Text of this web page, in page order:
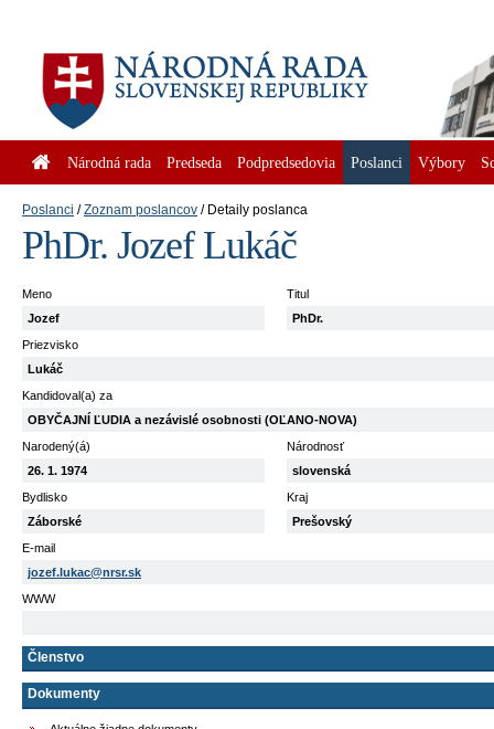
Národná rada Predseda Podpredsedovia Poslanci Výbory
Poslanci Zoznam poslancov Detaily poslanca
PhDr. Jozef Lukáč
Meno
Jozef
Titul
PhDr.
Priezvisko
Lukáč
Kandidoval(a) za
OBYČAJNÍ ĽUDIA a nezávislé osobnosti (OĽANO-NOVA)
Narodený(á)
26. 1. 1974
Národnosť
slovenská
Bydlisko
Záborské
Kraj
Prešovský
E-mail
jozef.lukac@nrsr.sk
WWW
Členstvo
Dokumenty